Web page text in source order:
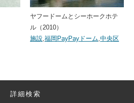
ヤフードームとシーホークホテ
ル（2010）
施設,福岡PayPayドーム,中央区
詳細検索